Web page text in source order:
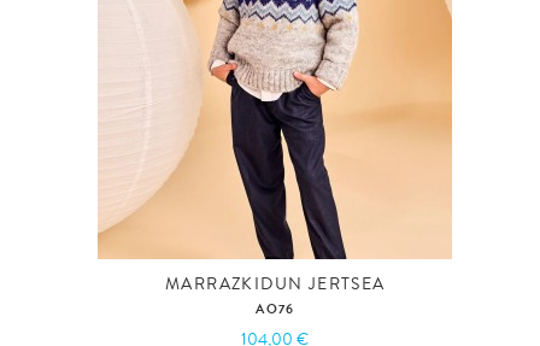
MARRAZKIDUN JERTSEA
AO76
104,00 €